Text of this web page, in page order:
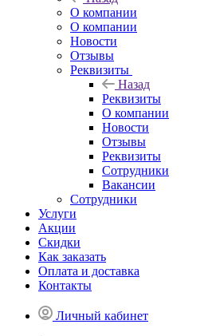
О компании
О компании
Новости
Отзывы
Реквизиты
Назад
Реквизиты
О компании
Новости
Отзывы
Реквизиты
Сотрудники
Вакансии
Сотрудники
Услуги
Акции
Скидки
Как заказать
Оплата и доставка
Контакты
Личный кабинет